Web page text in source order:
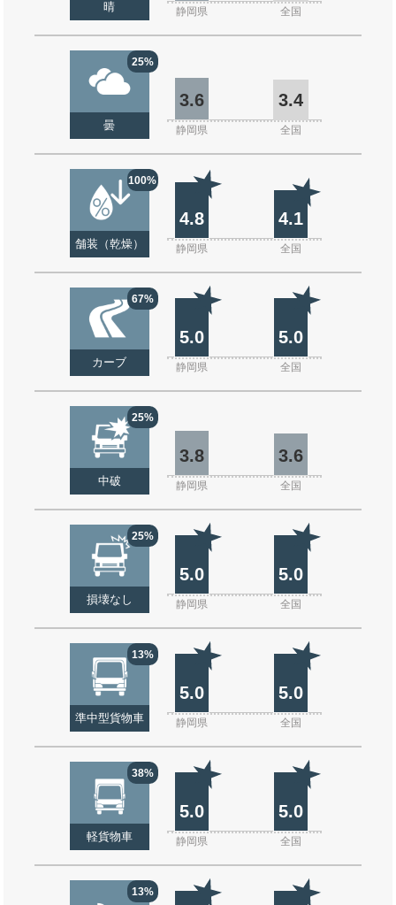
晴 静岡県 全国
25%
曇
3.6 3.4
静岡県 全国
100%
舗装（乾燥）
4.8 4.1
静岡県 全国
67%
カーブ
5.0 5.0
静岡県 全国
25%
中破
3.8 3.6
静岡県 全国
25%
損壊なし
5.0 5.0
静岡県 全国
13%
準中型貨物車
5.0 5.0
静岡県 全国
38%
軽貨物車
5.0 5.0
静岡県 全国
13%